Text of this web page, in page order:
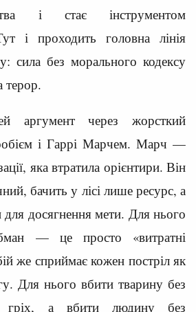
і стає інструментом
і проходить головна лінія
сила без морального кодексу
терор.
аргумент через жорсткий
і Гаррі Марчем. Марч —
яка втратила орієнтири. Він
бачить у лісі лише ресурс, а
досягнення мети. Для нього
— це просто «витратні
же сприймає кожен постріл як
Для нього вбити тварину без
а вбити людину без